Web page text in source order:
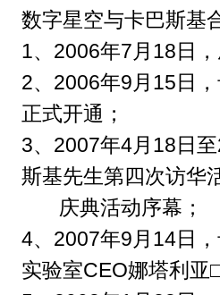
数字星空与卡巴斯基
1、2006年7月18日
2、2006年9月15日
正式开通；
3、2007年4月18日
斯基先生第四次访华
庆典活动序幕；
4、2007年9月14日
实验室CEO娜塔利亚